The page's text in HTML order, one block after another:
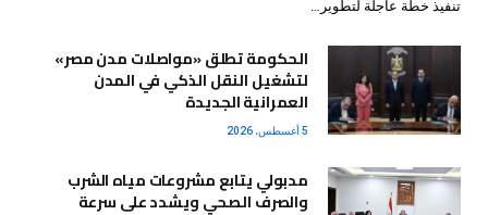
تنفيذ خطة عاجلة لتطوير…
الحكومة تطلق «مواصلات مدن مصر»
لتشغيل النقل الذكي في المدن
العمرانية الجديدة
5 أغسطس، 2026
مدبولي يتابع مشروعات مياه الشرب
والصرف الصحي ويشدد على سرعة